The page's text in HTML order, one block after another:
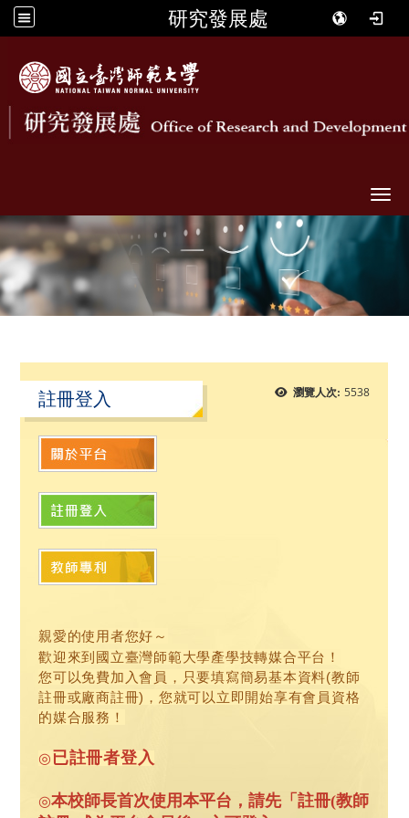
研究發展處
瀏覽人次: 5538
註冊登入
親愛的使用者您好～
歡迎來到國立臺灣師範大學產學技轉媒合平台！
您可以免費加入會員，只要填寫簡易基本資料(教師
註冊或廠商註冊)，您就可以立即開始享有會員資格
的媒合服務！
◎已註冊者登入
◎本校師長首次使用本平台，請先「註冊(教師